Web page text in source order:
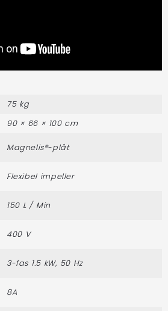
75 kg
90 × 66 × 100 cm
Magnelis®-plåt
Flexibel impeller
150 L / Min
400 V
3-fas 1.5 kW, 50 Hz
8A